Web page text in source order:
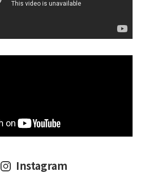
Instagram